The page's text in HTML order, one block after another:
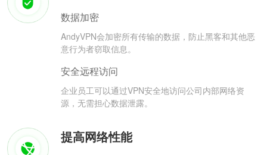
数据加密
AndyVPN会加密所有传输的数据，防止黑客和其他恶
意行为者窃取信息。
安全远程访问
企业员工可以通过VPN安全地访问公司内部网络资
源，无需担心数据泄露。
提高网络性能